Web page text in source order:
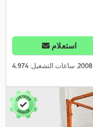
استعلام
2008, ساعات التشغيل: